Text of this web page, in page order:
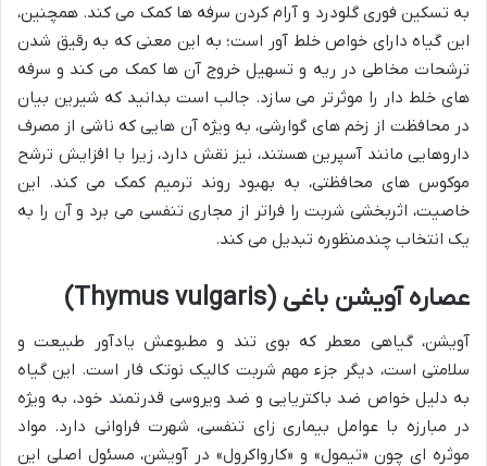
به تسکین فوری گلودرد و آرام کردن سرفه ها کمک می کند. همچنین،
این گیاه دارای خواص خلط آور است؛ به این معنی که به رقیق شدن
ترشحات مخاطی در ریه و تسهیل خروج آن ها کمک می کند و سرفه
های خلط دار را موثرتر می سازد. جالب است بدانید که شیرین بیان
در محافظت از زخم های گوارشی، به ویژه آن هایی که ناشی از مصرف
داروهایی مانند آسپرین هستند، نیز نقش دارد، زیرا با افزایش ترشح
موکوس های محافظتی، به بهبود روند ترمیم کمک می کند. این
خاصیت، اثربخشی شربت را فراتر از مجاری تنفسی می برد و آن را به
یک انتخاب چندمنظوره تبدیل می کند.
عصاره آویشن باغی (Thymus vulgaris)
آویشن، گیاهی معطر که بوی تند و مطبوعش یادآور طبیعت و
سلامتی است، دیگر جزء مهم شربت کالیک نوتک فار است. این گیاه
به دلیل خواص ضد باکتریایی و ضد ویروسی قدرتمند خود، به ویژه
در مبارزه با عوامل بیماری زای تنفسی، شهرت فراوانی دارد. مواد
موثره ای چون «تیمول» و «کارواکرول» در آویشن، مسئول اصلی این